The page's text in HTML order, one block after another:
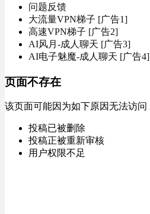
问题反馈
大流量VPN梯子 [广告1]
高速VPN梯子 [广告2]
AI风月-成人聊天 [广告3]
AI电子魅魔-成人聊天 [广告4]
页面不存在
该页面可能因为如下原因无法访问
投稿已被删除
投稿正被重新审核
用户权限不足